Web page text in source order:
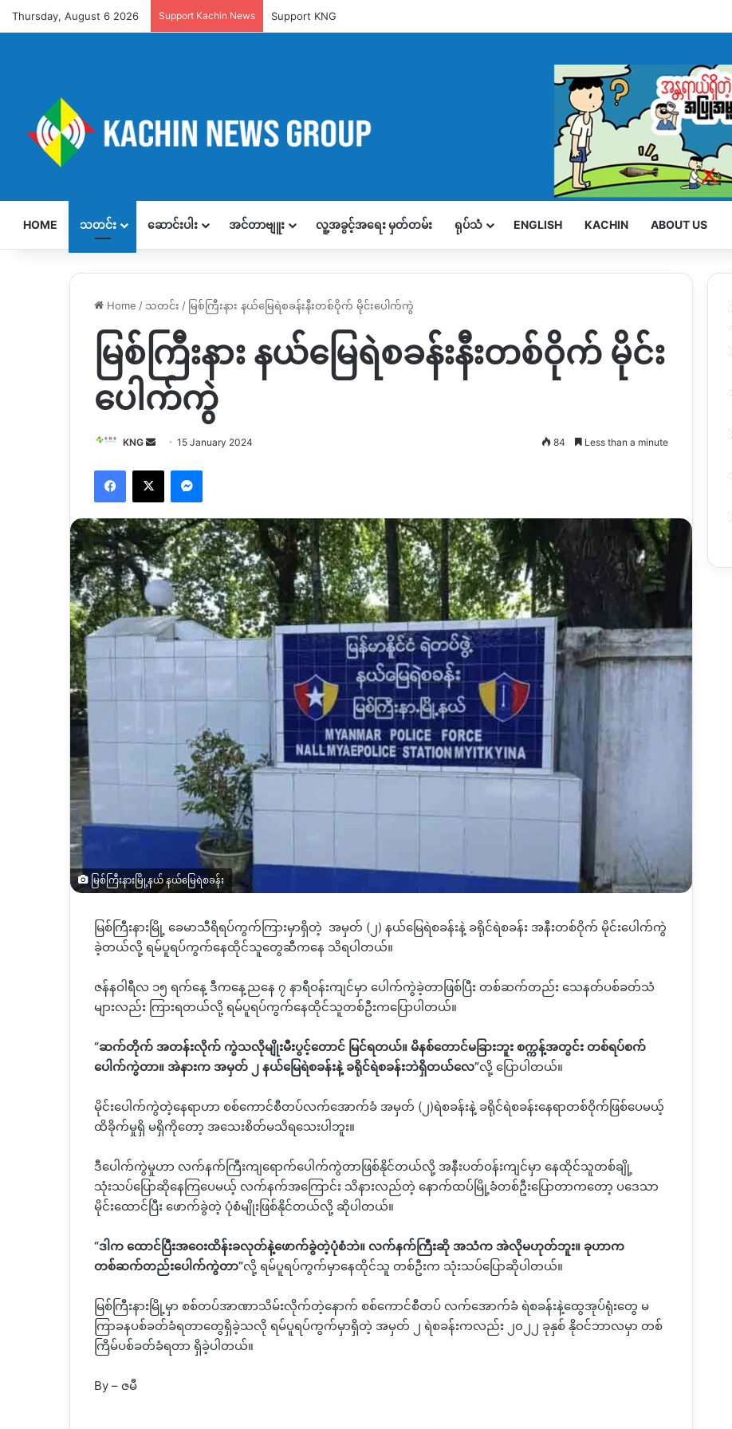
Thursday, August 6 2026 Support Kachin News Support KNG
HOME သတင်း ဆောင်းပါး အင်တာဗျူး လူ့အခွင့်အရေး မှတ်တမ်း ရုပ်သံ ENGLISH KACHIN ABOUT US
Home / သတင်း / မြစ်ကြီးနား နယ်မြေရဲစခန်းနီးတစ်ဝိုက် မိုင်းပေါက်ကွဲ
မြစ်ကြီးနား နယ်မြေရဲစခန်းနီးတစ်ဝိုက် မိုင်း
ပေါက်ကွဲ
KNG
Send15 January 2024 84 Less than a minute
Facebook
X Messenger
မြစ်ကြီးနားမြို့နယ် နယ်မြေရဲစခန်း
မြစ်ကြီးနားမြို့ ခေမာသီရိရပ်ကွက်ကြားမှာရှိတဲ့ အမှတ် ( ၂) နယ်မြေရဲစခန်းနဲ့ ခရိုင်ရဲစခန်း အနီးတစ်ဝိုက် မိုင်းပေါက်ကွဲ
ခဲ့တယ်လို့ ရမ်ပူရပ်ကွက်နေထိုင်သူတွေဆီကနေ သိရပါတယ်။
ဇန်နဝါရီလ ၁၅ ရက်နေ့ ဒီကနေ့ညနေ ၇ နာရီဝန်းကျင်မှာ ပေါက်ကွဲခဲ့တာဖြစ်ပြီး တစ်ဆက်တည်း သေနတ်ပစ်ခတ်သံ
များလည်း ကြားရတယ်လို့ ရမ်ပူရပ်ကွက်နေထိုင်သူတစ်ဦးကပြောပါတယ်။
“ဆက်တိုက် အတန်းလိုက် ကွဲသလိုမျိုးမီးပွင့်တောင် မြင်ရတယ်။ မိနစ်တောင်မခြားဘူး စက္ကန့်အတွင်း တစ်ရပ်စက်
ပေါက်ကွဲတာ။ အဲနားက အမှတ် ၂ နယ်မြေရဲစခန်းနဲ့ ခရိုင်ရဲစခန်းဘဲရှိတယ်လေ”လို့ ပြောပါတယ်။
မိုင်းပေါက်ကွဲတဲ့နေရာဟာ စစ်ကောင်စီတပ်လက်အောက်ခံ အမှတ် ( ၂)ရဲစခန်းနဲ့ ခရိုင်ရဲစခန်းနေရာတစ်ဝိုက်ဖြစ်ပေမယ့်
ထိခိုက်မှုရှိ မရှိကိုတော့ အသေးစိတ်မသိရသေးပါဘူး။
ဒီပေါက်ကွဲမှုဟာ လက်နက်ကြီးကျရောက်ပေါက်ကွဲတာဖြစ်နိုင်တယ်လို့ အနီးပတ်ဝန်းကျင်မှာ နေထိုင်သူတစ်ချို့
သုံးသပ်‌ပြောဆိုနေကြပေမယ့် လက်နက်အကြောင်း သိနားလည်တဲ့ နောက်ထပ်မြို့ခံတစ်ဦးပြောတာ‌ကတော့ ပဒေသာ
မိုင်းထောင်ပြီး ဖောက်ခွဲတဲ့ ပုံစံမျိုးဖြစ်နိုင်တယ်လို့ ဆိုပါတယ်။
“ဒါက ထောင်ပြီးအဝေးထိန်းခလုတ်နဲ့ဖောက်ခွဲတဲ့ပုံစံဘဲ။ လက်နက်ကြီးဆို အသံက အဲလိုမဟုတ်ဘူး။ ခုဟာက
တစ်ဆက်တည်းပေါက်ကွဲတာ”လို့ ရမ်ပူရပ်ကွက်မှာနေထိုင်သူ တစ်ဦးက သုံးသပ်ပြောဆိုပါတယ်။
မြစ်ကြီးနားမြို့မှာ စစ်တပ်အာဏာသိမ်းလိုက်တဲ့နောက် စစ်ကောင်စီတပ် လက်အောက်ခံ ရဲစခန်းနဲ့ထွေအုပ်ရုံးတွေ မ
ကြာခနပစ်ခတ်ခံရတာတွေရှိခဲ့သလို ရမ်ပူရပ်ကွက်မှာရှိတဲ့ အမှတ် ၂ ရဲစခန်းကလည်း ၂၀၂၂ ခုနှစ် နိုဝင်ဘာလမှာ တစ်
ကြိမ်ပစ်ခတ်ခံရတာ ရှိခဲ့ပါတယ်။
By – ဇမီ